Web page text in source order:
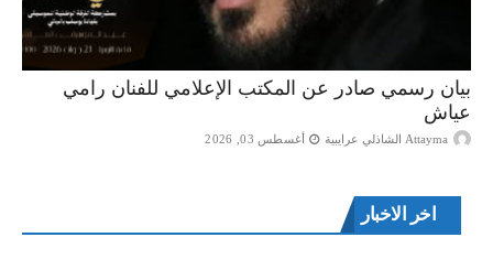
بيان رسمي صادر عن المكتب الإعلامي للفنان رامي
عياش
Attayma الشاذلي عرايبية أغسطس 03, 2026
اخر الاخبار